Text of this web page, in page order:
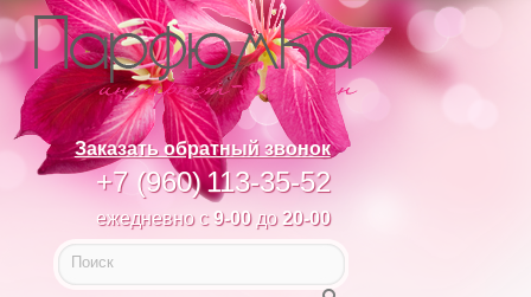
Заказать обратный звонок
+7 (960)113-35-52
ежедневно с 9-00до 20-00